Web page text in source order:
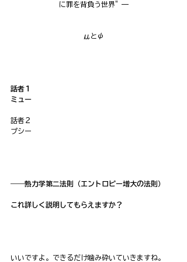
に罪を背負う世界”—
μとψ
話者１
ミュー
話者２
プシー
――熱力学第二法則（エントロピー増大の法則）
これ詳しく説明してもらえますか？
いいですよ。できるだけ噛み砕いていきますね。